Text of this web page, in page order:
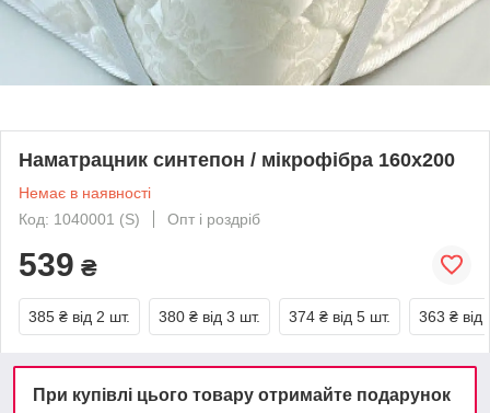
Наматрацник синтепон / мікрофібра 160х200
Немає в наявності
Код: 1040001 (S)
Опт і роздріб
539 ₴
385 ₴ від 2 шт. 380 ₴ від 3 шт. 374 ₴ від 5 шт. 363 ₴ від
При купівлі цього товару отримайте подарунок